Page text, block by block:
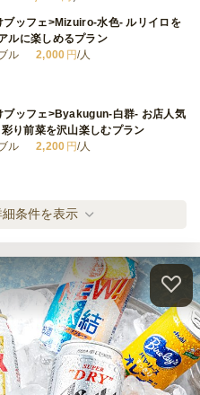
&お魚の本格和食ケータリングL
てのプランを見る（8件）
フェ>Mizuiro‐水色‐ ルリイロを
ルに楽しめるプラン
ル
2,000 円/人
ブッフェ>Byakugun‐白群‐ お店人気
り前菜を沢山楽しむプラン
ル
2,200 円/人
ブッフェ>Gunjo‐群青‐ 《お店イチオ
イロを最適に楽しめるプラン
ブッフェ>Ruriiro‐瑠璃色‐ 《1番人
けも嬉しい！ルリイロ豪華プラン
ル
3,300円/人
ブッフェ>Rurikon‐瑠璃紺‐ 贅沢に…
条件を表示